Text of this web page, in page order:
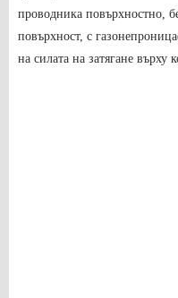
проводника повърхностно,
повърхност, с
на силата на затягане върху